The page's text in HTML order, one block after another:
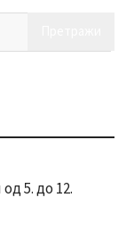
5. до 12.